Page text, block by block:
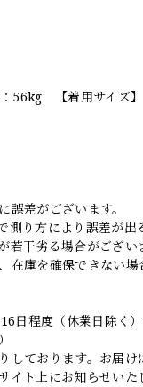
56kg 【着用サイズ
差がございます。
り方により誤差が出
干劣る場合がござい
庫を確保できない場
日程度（休業日除く
ております。お届
ト上にお知らせいた